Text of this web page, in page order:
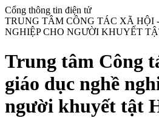
Cổng thông tin điện tử
TRUNG TÂM CÔNG TÁC XÃ HỘI
NGHIỆP CHO NGƯỜI KHUYẾT
Trung tâm Công
giáo dục nghề
người khuyết tật